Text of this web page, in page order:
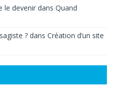
le devenir dans Quand
? dans Création d’un site